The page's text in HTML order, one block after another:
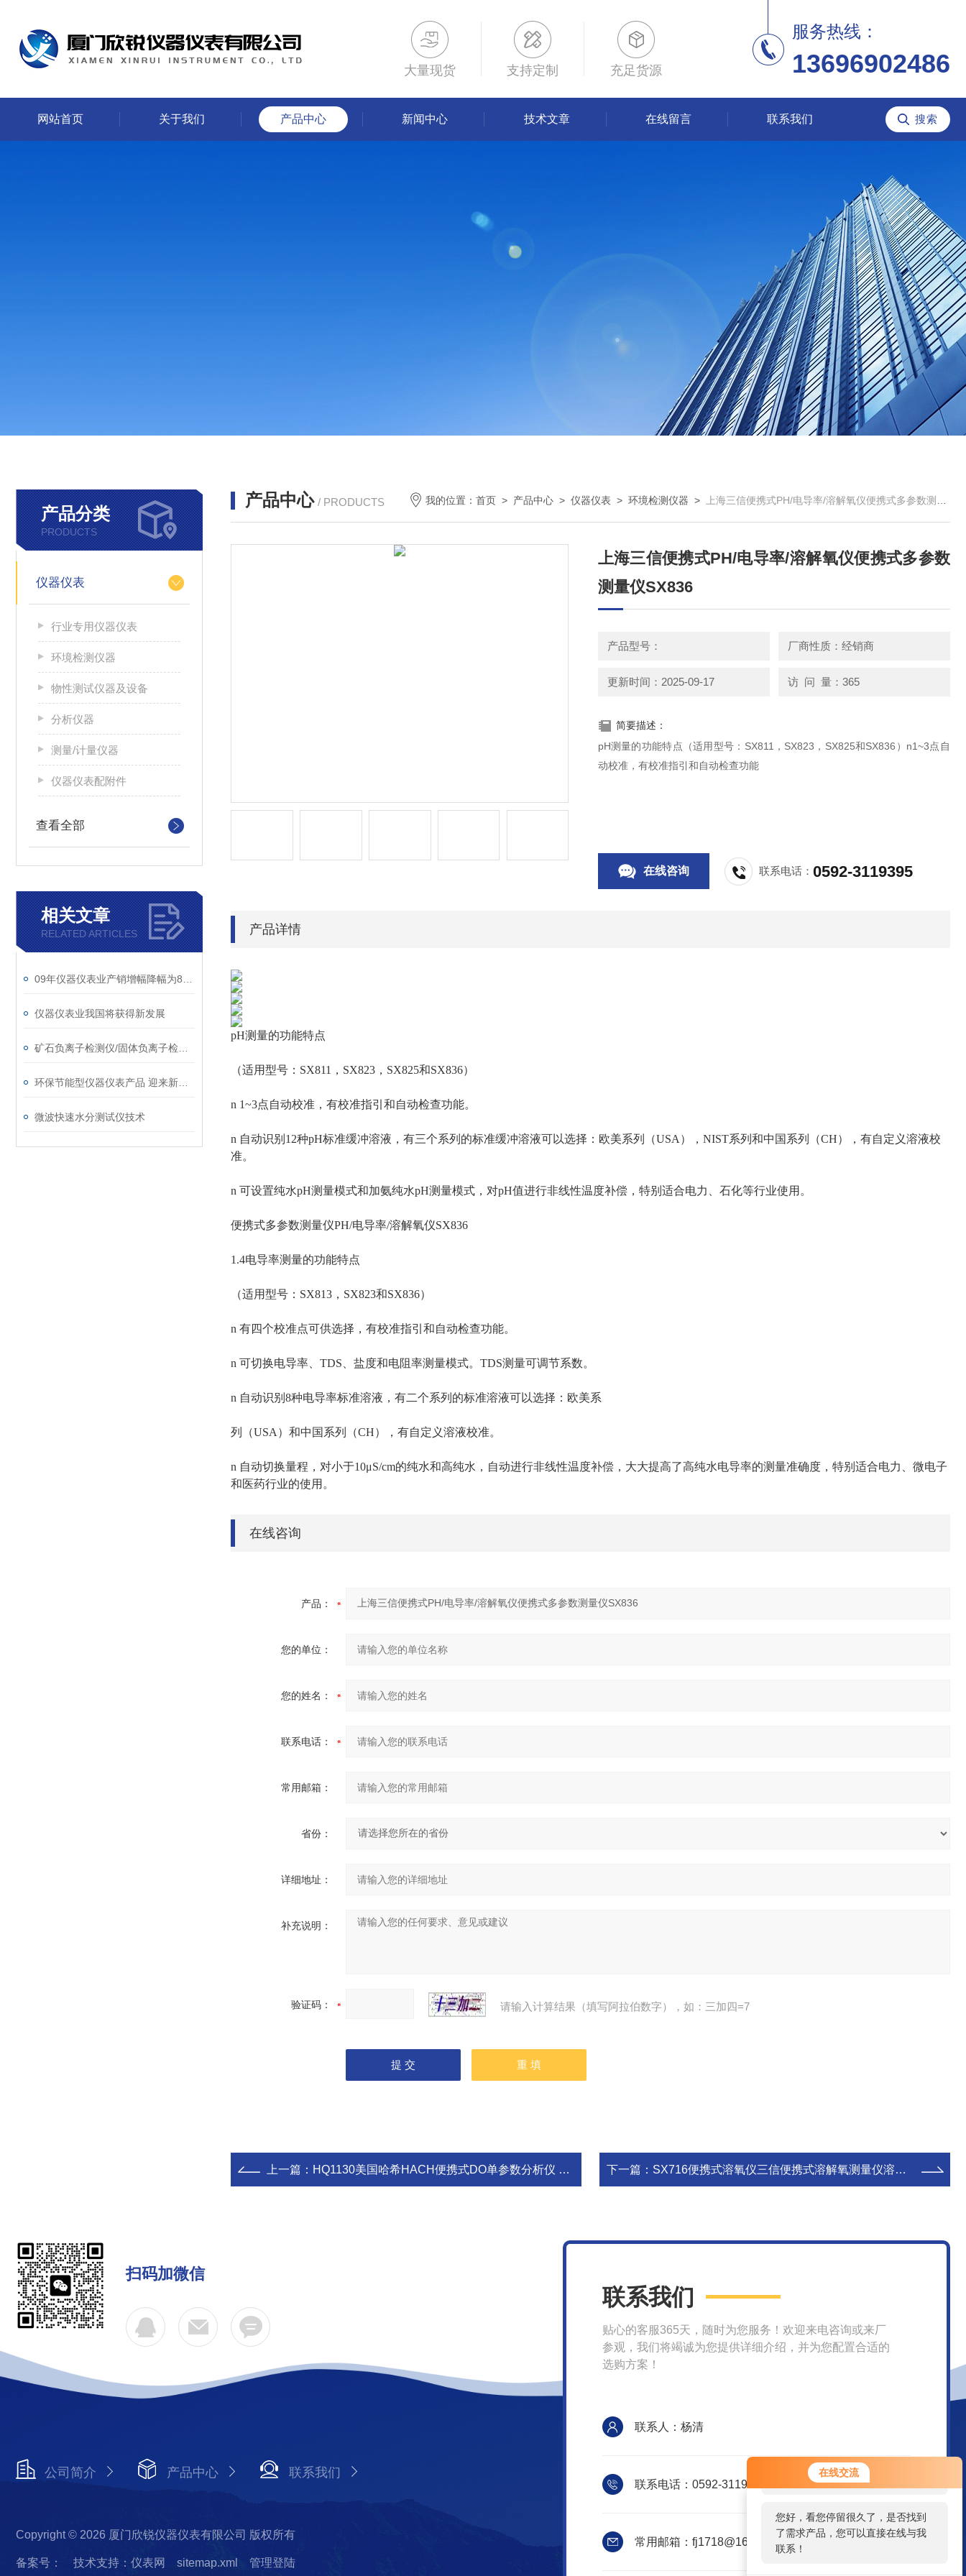
在线交流
您好！欢迎前来咨询，很高兴为您
服务，请问您要咨询什么问题呢？
您好，看您停留很久了，是否找到
了需求产品，您可以直接在线与我
联系！
大量现货 支持定制 充足货源
服务热线：
13696902486
网站首页 关于我们 产品中心 新闻中心 技术文章 在线留言 联系我们
产品分类
PRODUCTS
仪器仪表
行业专用仪器仪表
环境检测仪器
物性测试仪器及设备
分析仪器
测量/计量仪器
仪器仪表配附件
查看全部
相关文章
RELATED ARTICLES
仪器仪表业我国将获得新发展
微波快速水分测试仪技术
产品中心 / PRODUCTS 我的位置：首页 > 产品中心 >仪器仪表 >环境检测仪器 > 上海三信便携式PH/电导率/溶解氧仪便携式多参数测量仪SX836
上海三信便携式PH/电导率/溶解氧仪便携式多参数
测量仪SX836
产品型号： 厂商性质：经销商
更新时间：2025-09-17 访 问 量：365
简要描述：
pH测量的功能特点（适用型号：SX811，SX823，SX825和SX836）n1~3点自
动校准，有校准指引和自动检查功能
在线咨询 联系电话：0592-3119395
产品详情
pH测量的功能特点
（适用型号：SX811，SX823，SX825和SX836）
n 1~3点自动校准，有校准指引和自动检查功能。
n 自动识别12种pH标准缓冲溶液，有三个系列的标准缓冲溶液可以选择：欧美系列（USA），NIST系列和中国系列（CH），有自定义溶液校
准。
n 可设置纯水pH测量模式和加氨纯水pH测量模式，对pH值进行非线性温度补偿，特别适合电力、石化等行业使用。
便携式多参数测量仪PH/电导率/溶解氧仪SX836
1.4电导率测量的功能特点
（适用型号：SX813，SX823和SX836）
n 有四个校准点可供选择，有校准指引和自动检查功能。
n 可切换电导率、TDS、盐度和电阻率测量模式。TDS测量可调节系数。
n 自动识别8种电导率标准溶液，有二个系列的标准溶液可以选择：欧美系
列（USA）和中国系列（CH），有自定义溶液校准。
n 自动切换量程，对小于10μS/cm的纯水和高纯水，自动进行非线性温度补偿，大大提高了高纯水电导率的测量准确度，特别适合电力、微电子
和医药行业的使用。
在线咨询
产品：
您的单位：
您的姓名：
联系电话：
常用邮箱：
省份：
详细地址：
补充说明：
验证码： 请输入计算结果（填写阿拉伯数字），如：三加四=7
上一篇： HQ1130美国哈希HACH便携式DO单参数分析仪 荧光法溶氧仪-坚固耐用 下一篇： SX716便携式溶氧仪三信便携式溶解氧测量仪溶解氧分析仪
扫码加微信
公司简介 产品中心 联系我们
Copyright © 2026 厦门欣锐仪器仪表有限公司 版权所有
备案号： 技术支持：仪表网 sitemap.xml 管理登陆
联系我们
贴心的客服365天，随时为您服务！欢迎来电咨询或来厂
参观，我们将竭诚为您提供详细介绍，并为您配置合适的
选购方案！
联系人：杨清
联系电话：0592-3119395
常用邮箱：fj1718@163.com